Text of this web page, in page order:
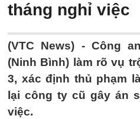
tháng nghỉ việc
(VTC News) - Công
(Ninh Bình) làm rõ vụ
3, xác định thủ phạm
lại công ty cũ gây án
việc.